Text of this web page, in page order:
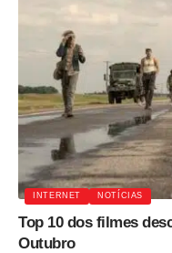
INTERNET NOTÍCIAS
Top 10 dos filmes
Outubro